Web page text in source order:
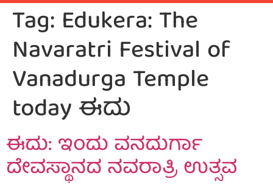
Tag: Edukera: The
Navaratri Festival of
Vanadurga Temple
today ಈದು
ಈದು: ಇಂದು ವನದುರ್ಗಾ
ದೇವಸ್ಥಾನದ ನವರಾತ್ರಿ ಉತ್ಸವ